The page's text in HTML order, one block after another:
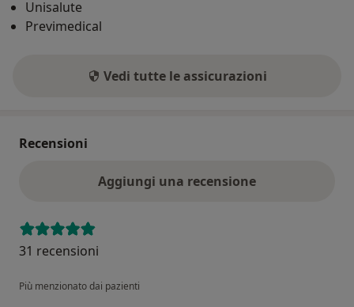
Unisalute
Previmedical
Vedi tutte le assicurazioni
Recensioni
Aggiungi una recensione
31 recensioni
Più menzionato dai pazienti